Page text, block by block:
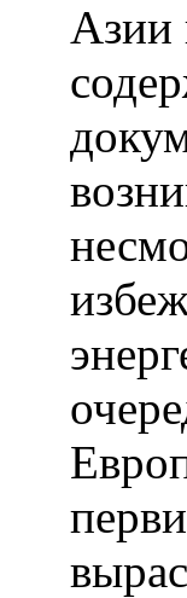
Азии